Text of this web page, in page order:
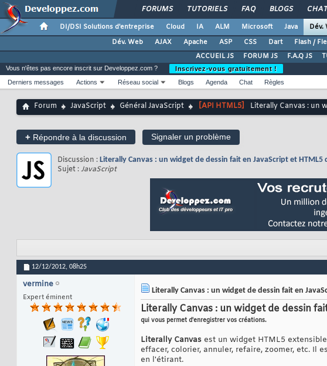
FORUMS TUTORIELS FAQ BLOGS
DI/DSI Solutions d'entreprise Cloud IA ALM Microsoft Java Dév.
Dév. Web
AJAX Apache ASP CSS Dart Flash /
ACCUEIL JS
FORUM JS F.A.Q JS
Vous n'êtes pas encore inscrit sur Developpez.com ?
Inscrivez-vous gratuitement !
Derniers messages
Actions Réseau social Blogs Agenda Chat Règles
Forum JavaScript Général JavaScript [API HTML5] Literally Canvas : un
+ Répondre à la discussion Signaler un problème
Discussion : Literally Canvas : un widget de dessin fait en JavaScript et
Sujet :JavaScript
12/12/2012, 08h25
vermine
Expert éminent
Literally Canvas : un widget de dessin fait en
Literally Canvas : un widget de dessin
qui vous permet d'enregistrer vos créations.
Literally Canvas est un widget HTML5
effacer, colorier, annuler, refaire, zoomer, etc. Il
en l'étirant.